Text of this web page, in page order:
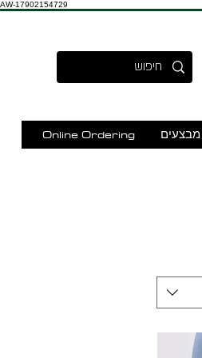
AW-17902154729
מבצעים Online Ordering